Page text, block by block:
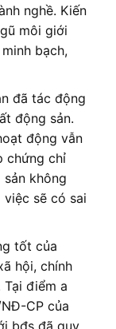
nghề. Kiến
môi giới
bạch,
đã tác động
động sản.
động vẫn
chứng chỉ
không
sẽ có sai
tốt của
hội, chính
điểm a
CP của
bđs đã quy